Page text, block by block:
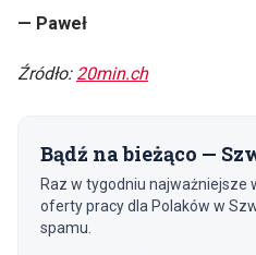
— Paweł
Źródło: 20min.ch
Bądź na bieżąco —
Raz w tygodniu najważniejsze
oferty pracy dla Polaków w
spamu.